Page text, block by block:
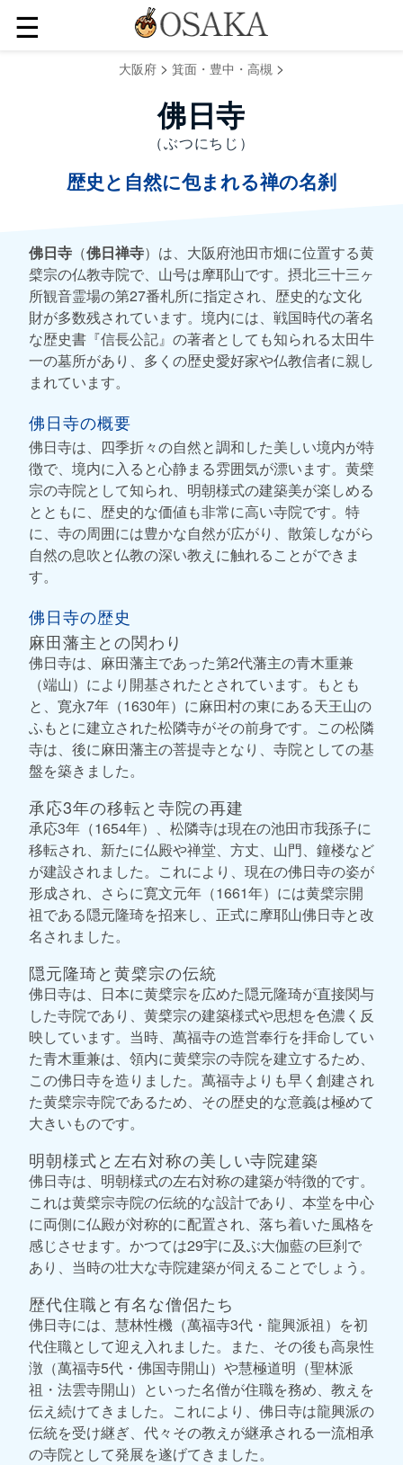
☰
大阪府 > 箕面・豊中・高槻 >
佛日寺
（ぶつにちじ）
歴史と自然に包まれる禅の名刹
佛日寺 （佛日禅寺）は、大阪府池田市畑に位置する黄
檗宗の仏教寺院で、山号は摩耶山です。摂北三十三ヶ
所観音霊場の第27番札所に指定され、歴史的な文化
財が多数残されています。境内には、戦国時代の著名
な歴史書『信長公記』の著者としても知られる太田牛
一の墓所があり、多くの歴史愛好家や仏教信者に親し
まれています。
佛日寺の概要
佛日寺は、四季折々の自然と調和した美しい境内が特
徴で、境内に入ると心静まる雰囲気が漂います。黄檗
宗の寺院として知られ、明朝様式の建築美が楽しめる
とともに、歴史的な価値も非常に高い寺院です。特
に、寺の周囲には豊かな自然が広がり、散策しながら
自然の息吹と仏教の深い教えに触れることができま
す。
佛日寺の歴史
麻田藩主との関わり
佛日寺は、麻田藩主であった第2代藩主の青木重兼
（端山）により開基されたとされています。もとも
と、寛永7年（1630年）に麻田村の東にある天王山の
ふもとに建立された松隣寺がその前身です。この松隣
寺は、後に麻田藩主の菩提寺となり、寺院としての基
盤を築きました。
承応3年の移転と寺院の再建
承応3年（1654年）、松隣寺は現在の池田市我孫子に
移転され、新たに仏殿や禅堂、方丈、山門、鐘楼など
が建設されました。これにより、現在の佛日寺の姿が
形成され、さらに寛文元年（1661年）には黄檗宗開
祖である隠元隆琦を招来し、正式に摩耶山佛日寺と改
名されました。
隠元隆琦と黄檗宗の伝統
佛日寺は、日本に黄檗宗を広めた隠元隆琦が直接関与
した寺院であり、黄檗宗の建築様式や思想を色濃く反
映しています。当時、萬福寺の造営奉行を拝命してい
た青木重兼は、領内に黄檗宗の寺院を建立するため、
この佛日寺を造りました。萬福寺よりも早く創建され
た黄檗宗寺院であるため、その歴史的な意義は極めて
大きいものです。
明朝様式と左右対称の美しい寺院建築
佛日寺は、明朝様式の左右対称の建築が特徴的です。
これは黄檗宗寺院の伝統的な設計であり、本堂を中心
に両側に仏殿が対称的に配置され、落ち着いた風格を
感じさせます。かつては29宇に及ぶ大伽藍の巨刹で
あり、当時の壮大な寺院建築が伺えることでしょう。
歴代住職と有名な僧侶たち
佛日寺には、慧林性機（萬福寺3代・龍興派祖）を初
代住職として迎え入れました。また、その後も高泉性
潡（萬福寺5代・佛国寺開山）や慧極道明（聖林派
祖・法雲寺開山）といった名僧が住職を務め、教えを
伝え続けてきました。これにより、佛日寺は龍興派の
伝統を受け継ぎ、代々その教えが継承される一流相承
の寺院として発展を遂げてきました。